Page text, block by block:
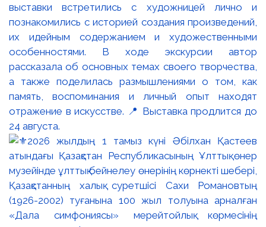
выставки встретились с художницей лично и
познакомились с историей создания произведений,
их идейным содержанием и художественными
особенностями. В ходе экскурсии автор
рассказала об основных темах своего творчества,
а также поделилась размышлениями о том, как
память, воспоминания и личный опыт находят
отражение в искусстве. 📍 Выставка продлится до
24 августа.